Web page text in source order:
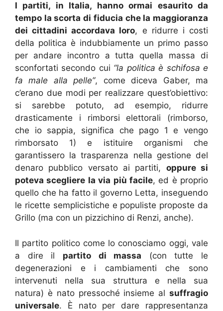
I partiti, in Italia, hanno ormai esaurito da
tempo la scorta di fiducia che la maggioranza
dei cittadini accordava loro, e ridurre i costi
della politica è indubbiamente un primo passo
per andare incontro a tutta quella massa di
sconfortati secondo cui “la politica è schifosa e
fa male alla pelle”, come diceva Gaber, ma
c’erano due modi per realizzare quest’obiettivo:
si sarebbe potuto, ad esempio, ridurre
drasticamente i rimborsi elettorali (rimborso,
che io sappia, significa che pago 1 e vengo
rimborsato 1) e istituire organismi che
garantissero la trasparenza nella gestione del
denaro pubblico versato ai partiti, oppure si
poteva scegliere la via più facile, ed è proprio
quello che ha fatto il governo Letta, inseguendo
le ricette semplicistiche e populiste proposte da
Grillo (ma con un pizzichino di Renzi, anche).
Il partito politico come lo conosciamo oggi, vale
a dire il partito di massa (con tutte le
degenerazioni e i cambiamenti che sono
intervenuti nella sua struttura e nella sua
natura) è nato pressoché insieme al suffragio
universale. È nato per dare rappresentanza